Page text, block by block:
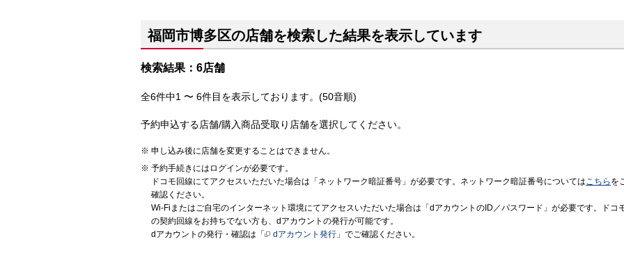
福岡市博多区の店舗を検索した結果を表示しています
検索結果：6店舗
全6件中1 〜 6件目を表示しております。(50音順)
予約申込する店舗/購入商品受取り店舗を選択してください。
申し込み後に店舗を変更することはできません。
予約手続きにはログインが必要です。
ドコモ回線にてアクセスいただいた場合は「ネットワーク暗証番号」が必要です。ネットワーク暗証番号についてはこちら を
確認ください。
Wi-Fiまたはご自宅のインターネット環境にてアクセスいただいた場合は「dアカウントのID／パスワード」が必要です。ドコ
の契約回線をお持ちでない方も、dアカウントの発行が可能です。
dアカウントの発行・確認は「
dアカウント発行 」でご確認ください。